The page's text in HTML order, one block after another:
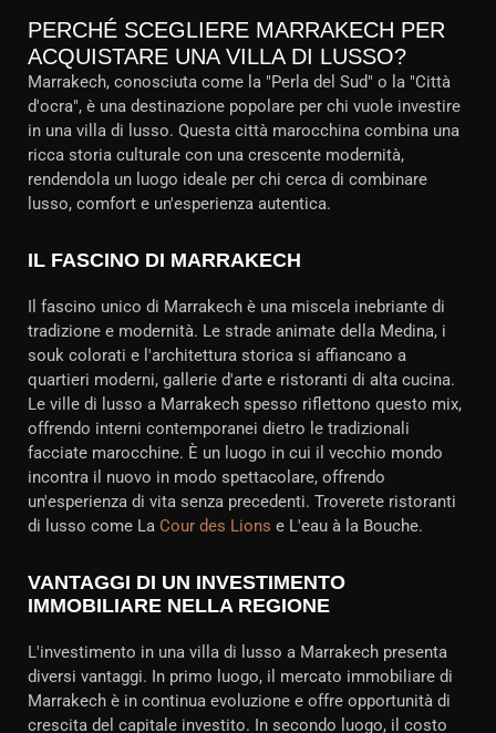
PERCHÉ SCEGLIERE MARRAKECH PER
ACQUISTARE UNA VILLA DI LUSSO?
Marrakech, conosciuta come la "Perla del Sud" o la "Città
d'ocra", è una destinazione popolare per chi vuole investire
in una villa di lusso. Questa città marocchina combina una
ricca storia culturale con una crescente modernità,
rendendola un luogo ideale per chi cerca di combinare
lusso, comfort e un'esperienza autentica.
IL FASCINO DI MARRAKECH
Il fascino unico di Marrakech è una miscela inebriante di
tradizione e modernità. Le strade animate della Medina, i
souk colorati e l'architettura storica si affiancano a
quartieri moderni, gallerie d'arte e ristoranti di alta cucina.
Le ville di lusso a Marrakech spesso riflettono questo mix,
offrendo interni contemporanei dietro le tradizionali
facciate marocchine. È un luogo in cui il vecchio mondo
incontra il nuovo in modo spettacolare, offrendo
un'esperienza di vita senza precedenti. Troverete ristoranti
di lusso come La Cour des Lions e L'eau à la Bouche.
VANTAGGI DI UN INVESTIMENTO
IMMOBILIARE NELLA REGIONE
L'investimento in una villa di lusso a Marrakech presenta
diversi vantaggi. In primo luogo, il mercato immobiliare di
Marrakech è in continua evoluzione e offre opportunità di
crescita del capitale investito. In secondo luogo, il costo